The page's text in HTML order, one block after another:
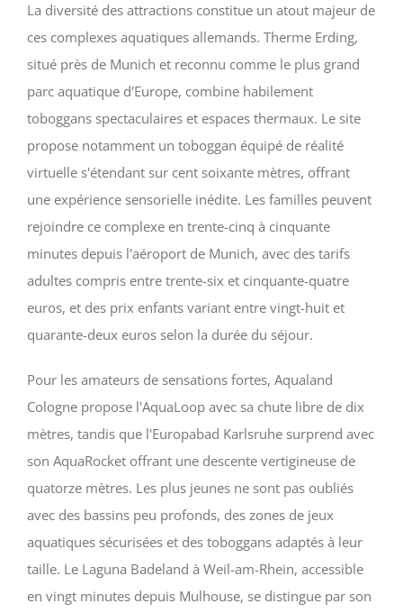
La diversité des attractions constitue un atout majeur de
ces complexes aquatiques allemands. Therme Erding,
situé près de Munich et reconnu comme le plus grand
parc aquatique d'Europe, combine habilement
toboggans spectaculaires et espaces thermaux. Le site
propose notamment un toboggan équipé de réalité
virtuelle s'étendant sur cent soixante mètres, offrant
une expérience sensorielle inédite. Les familles peuvent
rejoindre ce complexe en trente-cinq à cinquante
minutes depuis l'aéroport de Munich, avec des tarifs
adultes compris entre trente-six et cinquante-quatre
euros, et des prix enfants variant entre vingt-huit et
quarante-deux euros selon la durée du séjour.
Pour les amateurs de sensations fortes, Aqualand
Cologne propose l'AquaLoop avec sa chute libre de dix
mètres, tandis que l'Europabad Karlsruhe surprend avec
son AquaRocket offrant une descente vertigineuse de
quatorze mètres. Les plus jeunes ne sont pas oubliés
avec des bassins peu profonds, des zones de jeux
aquatiques sécurisées et des toboggans adaptés à leur
taille. Le Laguna Badeland à Weil-am-Rhein, accessible
en vingt minutes depuis Mulhouse, se distingue par son